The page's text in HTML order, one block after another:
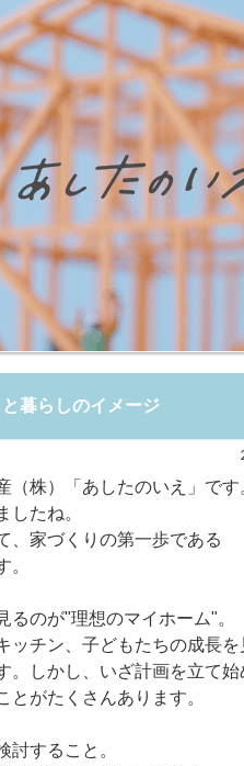
暮らしのイメージ
株）「あしたのいえ」です
したね。
、家づくりの第一歩である
。
のが"理想のマイホーム"。
チン、子どもたちの成長を
しかし、いざ計画を立て始
がたくさんあります。
すること。